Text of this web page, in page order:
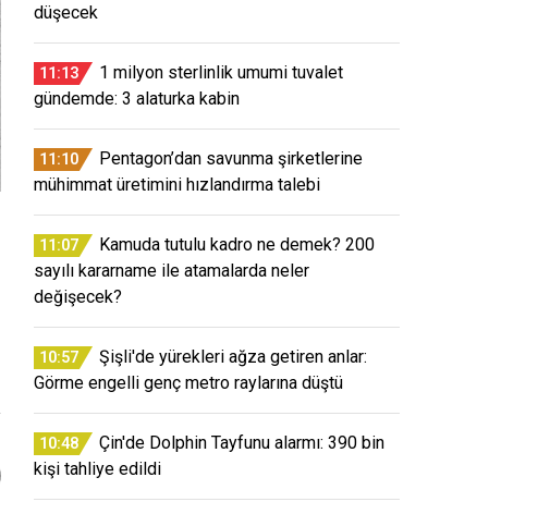
düşecek
11:13
1 milyon sterlinlik umumi tuvalet
gündemde: 3 alaturka kabin
11:10
Pentagon’dan savunma şirketlerine
mühimmat üretimini hızlandırma talebi
11:07
Kamuda tutulu kadro ne demek? 200
sayılı kararname ile atamalarda neler
değişecek?
10:57
Şişli'de yürekleri ağza getiren anlar:
Görme engelli genç metro raylarına düştü
10:48
Çin'de Dolphin Tayfunu alarmı: 390 bin
kişi tahliye edildi